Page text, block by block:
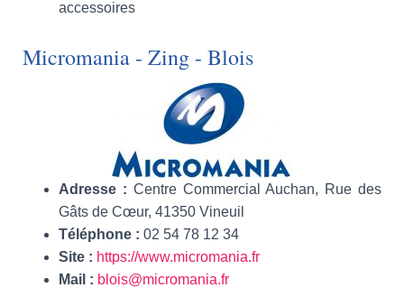
accessoires
Micromania - Zing - Blois
Adresse : Centre Commercial Auchan, Rue des
Gâts de Cœur, 41350 Vineuil
Téléphone : 02 54 78 12 34
Site : https://www.micromania.fr
Mail : blois@micromania.fr